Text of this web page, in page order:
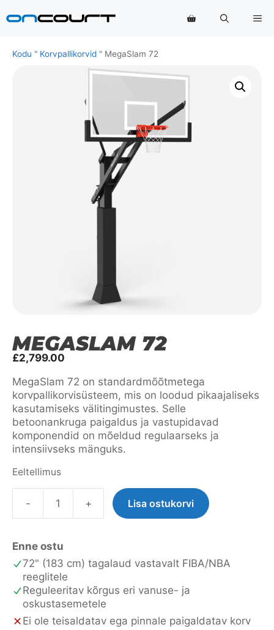
to
Kodu " Korvpallikorvid " MegaSlam 72
MEGASLAM 72
£2,799.00
MegaSlam 72 on standardmõõtmetega
korvpallikorvisüsteem, mis on loodud pikaajaliseks
kasutamiseks välitingimustes. Selle
betoonankruga paigaldus ja vastupidavad
komponendid on mõeldud regulaarseks ja
intensiivseks mänguks.
Eeltellimus
-
MegaSlam
72
+ Lisa ostukorvi
Enne ostu
72" (183 cm) tagalaud vastavalt FIBA/NBA
reeglitele
Reguleeritav kõrgus eri vanuse- ja
oskustasemetele
Ei ole teisaldatav ega pinnale paigaldatav korv